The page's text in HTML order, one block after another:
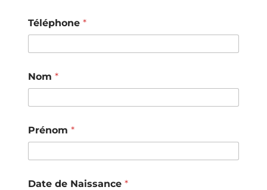
Téléphone *
Nom *
Prénom *
Date de Naissance *